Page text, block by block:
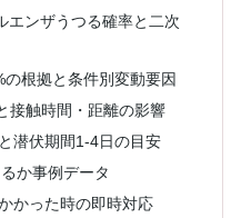
エンザうつる確率と二次
根拠と条件別変動要因
接触時間・距離の影響
潜伏期間1-4日の目安
か事例データ
かった時の即時対応